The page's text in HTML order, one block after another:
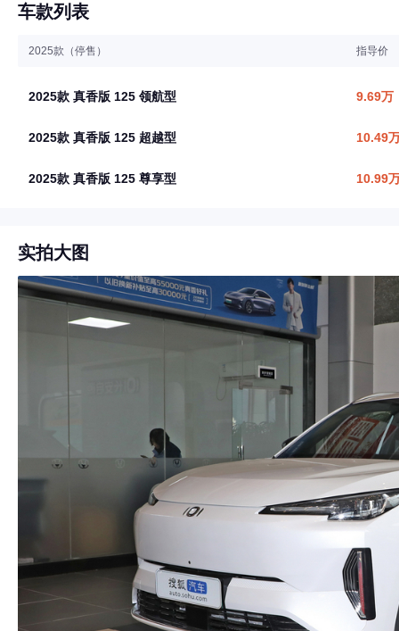
车款列表
2025款（停售） 指导价
2025款 真香版 125 领航型 9.69万
2025款 真香版 125 超越型 10.49
2025款 真香版 125 尊享型 10.99
实拍大图